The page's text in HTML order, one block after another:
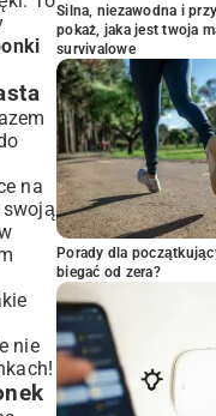
na
swoją
nie
Silna, niezawodna i
pokaż, jaka jest twoja
survivalowe
Porady dla
biegać od zera?